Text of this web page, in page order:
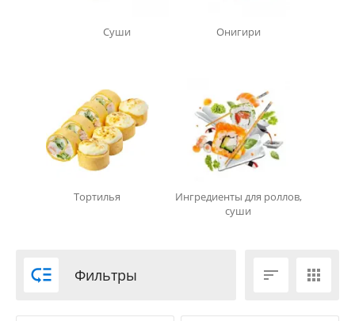
Суши Онигири
Тортилья
Ингредиенты для роллов,
суши
 Фильтры  